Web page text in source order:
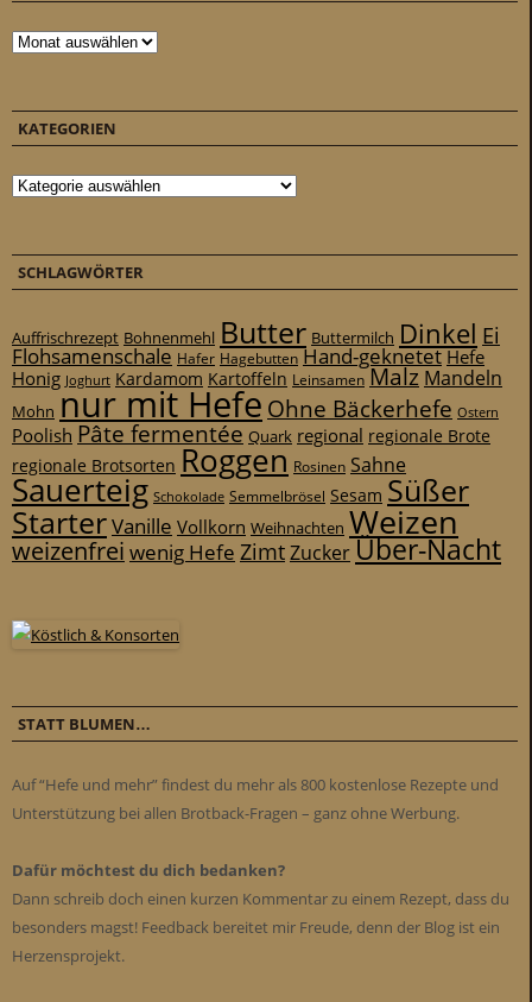
Archiv
KATEGORIEN
Kategorien
SCHLAGWÖRTER
Auffrischrezept Bohnenmehl Butter Buttermilch Dinkel Ei
Flohsamenschale Hafer Hagebutten Hand-geknetet Hefe
Honig Joghurt Kardamom Kartoffeln Leinsamen Malz Mandeln
Mohn nur mit Hefe Ohne Bäckerhefe Ostern
Poolish Pâte fermentée Quark regional regionale Brote
regionale Brotsorten Roggen Rosinen Sahne
Sauerteig Schokolade Semmelbrösel Sesam Süßer
StarterVanille Vollkorn Weihnachten Weizen
weizenfrei wenig Hefe ZimtZuckerÜber-Nacht
STATT BLUMEN…
Auf “Hefe und mehr” findest du mehr als 800 kostenlose Rezepte und
Unterstützung bei allen Brotback-Fragen – ganz ohne Werbung.
Dafür möchtest du dich bedanken?
Dann schreib doch einen kurzen Kommentar zu einem Rezept, dass du
besonders magst! Feedback bereitet mir Freude, denn der Blog ist ein
Herzensprojekt.